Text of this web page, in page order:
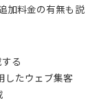
加料金の有無も説
る
したウェブ集客